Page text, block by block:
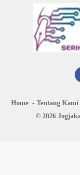
Home Tentang Kami
© 2026